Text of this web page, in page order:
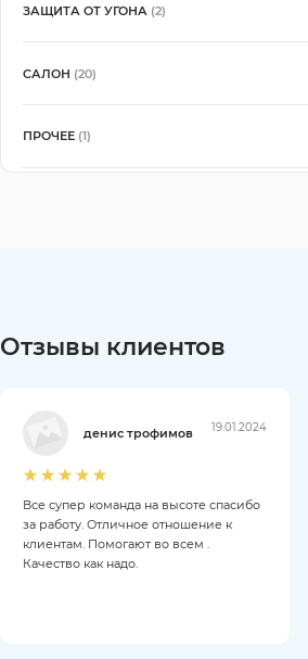
ЗАЩИТА ОТ УГОНА (2)
САЛОН (20)
ПРОЧЕЕ (1)
Отзывы клиентов
денис трофимов 19.01.2024
Все супер команда на высоте спасибо
за работу. Отличное отношение к
клиентам. Помогают во всем .
Качество как надо.